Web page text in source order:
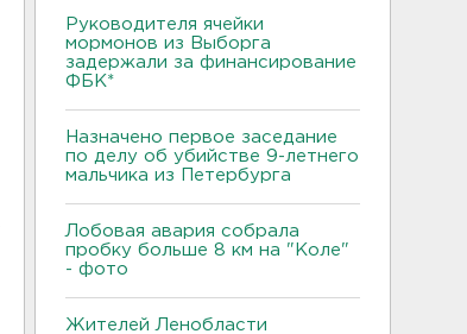
Руководителя ячейки
мормонов из Выборга
задержали за финансирование
ФБК*
Назначено первое заседание
по делу об убийстве 9-летнего
мальчика из Петербурга
Лобовая авария собрала
пробку больше 8 км на "Коле"
- фото
Жителей Ленобласти